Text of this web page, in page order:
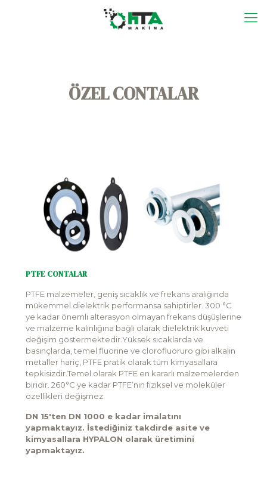
ÖZEL CONTALAR
PTFE CONTALAR
PTFE malzemeler, geniş sıcaklık ve frekans aralığında
mükemmel dielektrik performansa sahiptirler. 300 °C
ye kadar önemli alterasyon olmayan frekans düşüşlerine
ve malzeme kalınlığına bağlı olarak dielektrik kuvveti
değişim göstermektedir.Yüksek sıcaklarda ve
basınçlarda, temel fluorine ve clorofluoruro gibi alkalin
metaller hariç, PTFE pratik olarak tüm kimyasallara
tepkisizdir.Temel olarak PTFE en kararlı malzemelerden
biridir. 260°C ye kadar PTFE’nin fiziksel ve moleküler
özellikleri değişmez.
DN 15'ten DN 1000 e kadar imalatını
yapmaktayız. İstediğiniz takdirde asite ve
kimyasallara HYPALON olarak üretimini
yapmaktayız.